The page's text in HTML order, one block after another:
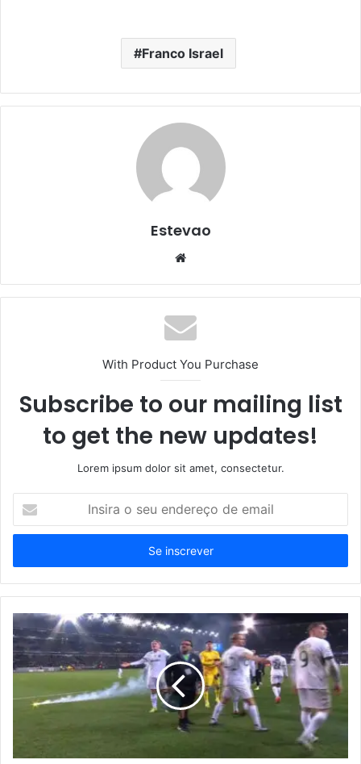
Franco Israel
Estevao
Website
With Product You Purchase
Subscribe to our mailing list
to get the new updates!
Lorem ipsum dolor sit amet, consectetur.
seu
de
email